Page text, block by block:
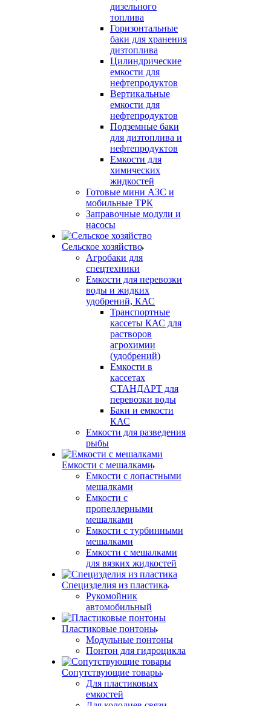
дизельного
топлива
Горизонтальные
баки для хранения
дизтоплива
Цилиндрические
емкости для
нефтепродуктов
Вертикальные
емкости для
нефтепродуктов
Подземные баки
для дизтоплива и
нефтепродуктов
Емкости для
химических
жидкостей
Готовые мини АЗС и
мобильные ТРК
Заправочные модули и
насосы
Сельское хозяйство
Агробаки для
спецтехники
Емкости для перевозки
воды и жидких
удобрений, КАС
Транспортные
кассеты КАС для
растворов
агрохимии
(удобрений)
Емкости в
кассетах
СТАНДАРТ для
перевозки воды
Баки и емкости
КАС
Емкости для разведения
рыбы
Емкости с мешалками
Емкости с лопастными
мешалками
Емкости с
пропеллерными
мешалками
Емкости с турбинными
мешалками
Емкости с мешалками
для вязких жидкостей
Специзделия из пластика
Рукомойник
автомобильный
Пластиковые понтоны
Модульные понтоны
Понтон для гидроцикла
Сопутствующие товары
Для пластиковых
емкостей